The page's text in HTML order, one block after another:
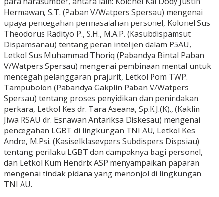
Hermawan, S.T. (Paban V/Watpers Spersau) mengenai
upaya pencegahan permasalahan personel, Kolonel Sus
Theodorus Radityo P., S.H., M.A.P. (Kasubdispamsut
Dispamsanau) tentang peran intelijen dalam P5AU,
Letkol Sus Muhammad Thoriq (Pabandya Bintal Paban
V/Watpers Spersau) mengenai pembinaan mental untuk
mencegah pelanggaran prajurit, Letkol Pom TWP.
Tampubolon (Pabandya Gakplin Paban V/Watpers
Spersau) tentang proses penyidikan dan penindakan
perkara, Letkol Kes dr. Tara Aseana, Sp.K.J.(K)., (Kaklin
Jiwa RSAU dr. Esnawan Antariksa Diskesau) mengenai
pencegahan LGBT di lingkungan TNI AU, Letkol Kes
Andre, M.Psi. (Kasiselklasevpers Subdispers Dispsiau)
tentang perilaku LGBT dan dampaknya bagi personel,
dan Letkol Kum Hendrix ASP menyampaikan paparan
mengenai tindak pidana yang menonjol di lingkungan
TNI AU.